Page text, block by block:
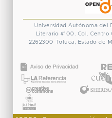
Universidad Autónoma del
Literario #100. Col. Centro
2262300 Toluca, Estado de